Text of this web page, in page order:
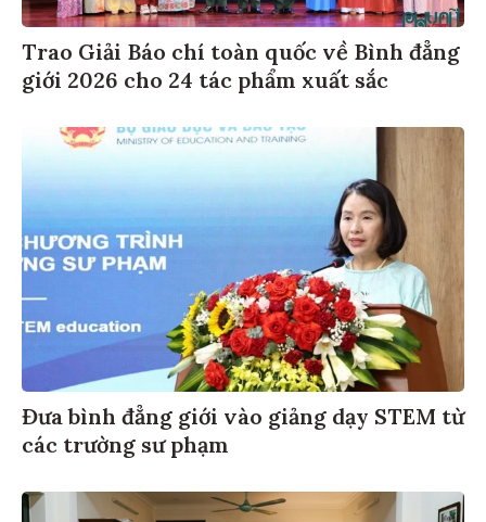
Trao Giải Báo chí toàn quốc về Bình đẳng
giới 2026 cho 24 tác phẩm xuất sắc
Đưa bình đẳng giới vào giảng dạy STEM từ
các trường sư phạm